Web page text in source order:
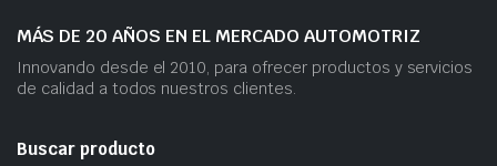
MÁS DE 20 AÑOS EN EL MERCADO AUTOMOTRIZ
Innovando desde el 2010, para ofrecer productos y servicios
de calidad a todos nuestros clientes.
Buscar producto